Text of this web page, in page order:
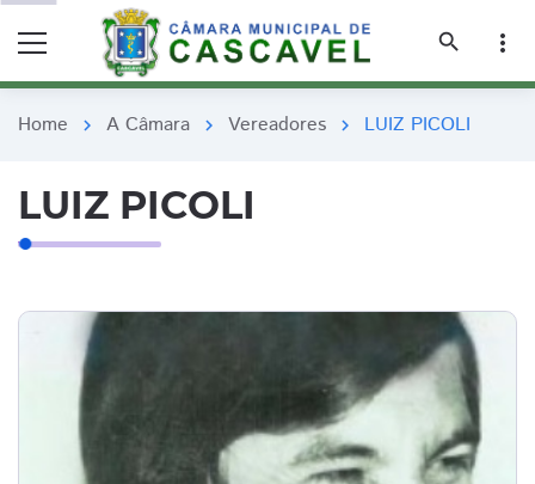
search
more_vert
Home chevron_right A Câmara chevron_right Vereadores chevron_right LUIZ PICOLI
LUIZ PICOLI